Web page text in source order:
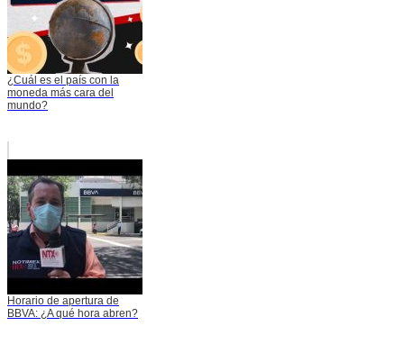
¿Cuál es el país con la
moneda más cara del
mundo?
Horario de apertura de
BBVA: ¿A qué hora abren?